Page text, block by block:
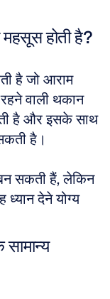
होती है?
है जो आराम
वाली थकान
है और इसके साथ
है।
सकती हैं, लेकिन
ध्यान देने योग्य